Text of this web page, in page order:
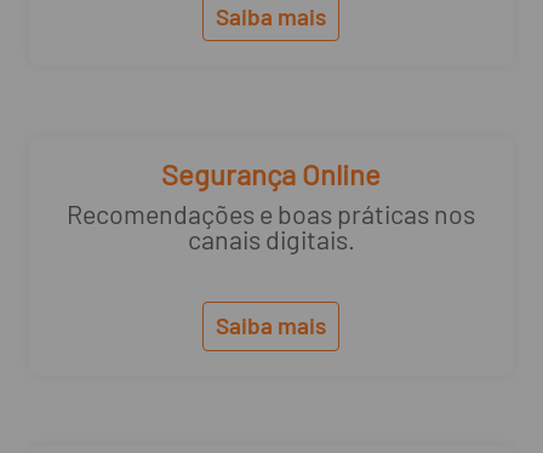
Saiba mais
Segurança Online
Recomendações e boas práticas nos
canais digitais.
Saiba mais